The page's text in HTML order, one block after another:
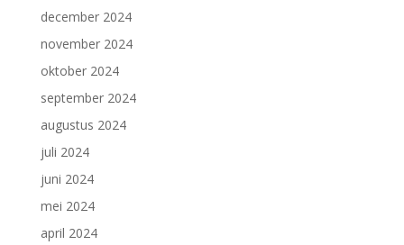
december 2024
november 2024
oktober 2024
september 2024
augustus 2024
juli 2024
juni 2024
mei 2024
april 2024